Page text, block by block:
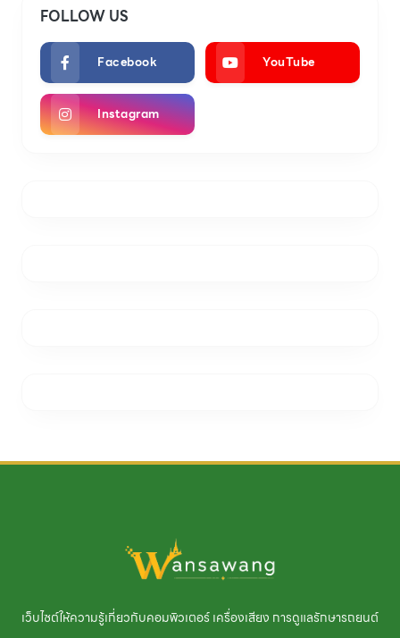
FOLLOW US
Facebook YouTube
Instagram
เว็บไซต์ให้ความรู้เกี่ยวกับคอมพิวเตอร์ เครื่องเสียง การดูแลรักษารถยนต์